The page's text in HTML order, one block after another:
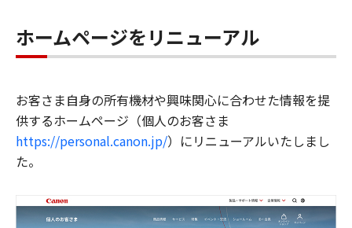
ホームページをリニューアル
お客さま自身の所有機材や興味関心に合わせた情報を提
供するホームページ（個人のお客さま
https://personal.canon.jp/）にリニューアルいたしまし
た。